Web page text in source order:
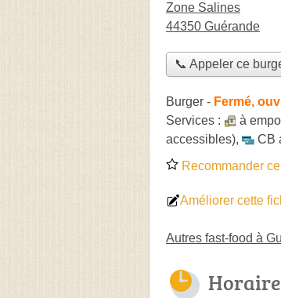
Zone Salines
44350 Guérande
📞 Appeler ce
Burger - Fermé,
Services :
à
accessibles), CB
Recommander
Améliorer cette
Autres fast-food à